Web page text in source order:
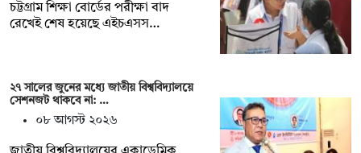
চট্টগ্রাম শিক্ষা বোর্ডের পরীক্ষা বাদ
রেখেই শেষ হয়েছে এইচএসস…
২৭ সালের জুনের মধ্যে জাতীয় বিশ্ববিদ্যালয়ে
সেশনজট থাকবে না: …
০৮ আগস্ট ২০২৬